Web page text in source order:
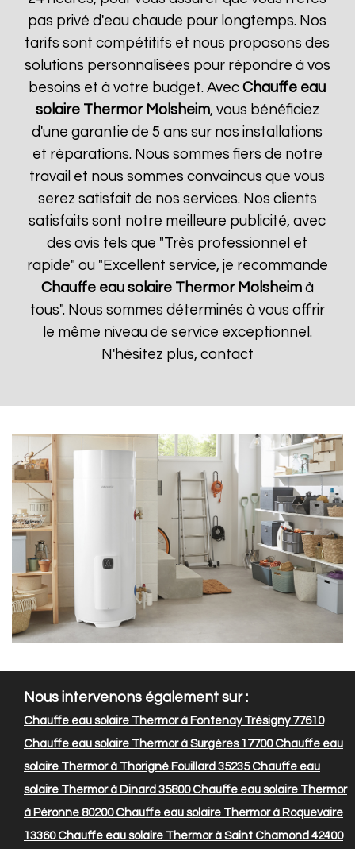
pas privé d'eau chaude pour longtemps. Nos
tarifs sont compétitifs et nous proposons des
solutions personnalisées pour répondre à vos
besoins et à votre budget. AvecChauffe eau
solaire Thermor Molsheim, vous bénéficiez
d'une garantie de 5 ans sur nos installations
et réparations. Nous sommes fiers de notre
travail et nous sommes convaincus que vous
serez satisfait de nos services. Nos clients
satisfaits sont notre meilleure publicité, avec
des avis tels que "Très professionnel et
rapide" ou "Excellent service, je recommande
Chauffe eau solaire Thermor Molsheimà
tous". Nous sommes déterminés à vous offrir
le même niveau de service exceptionnel.
N'hésitez plus, contact
Nous intervenons également sur :
Chauffe eau solaire Thermor à Fontenay Trésigny 77610
Chauffe eau solaire Thermor à Surgères 17700Chauffe eau
solaire Thermor à Thorigné Fouillard 35235Chauffe eau
solaire Thermor à Dinard 35800Chauffe eau solaire Thermor
à Péronne 80200Chauffe eau solaire Thermor à Roquevaire
13360Chauffe eau solaire Thermor à Saint Chamond 42400